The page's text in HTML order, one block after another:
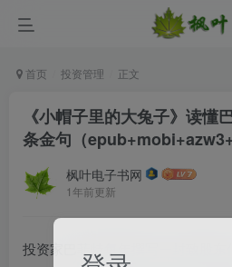
首页 投资管理 正文
《小帽子里的大兔子》读懂
条金句（
枫叶电子书网
1年前更新
投资家巴菲特每年撰写一封致股